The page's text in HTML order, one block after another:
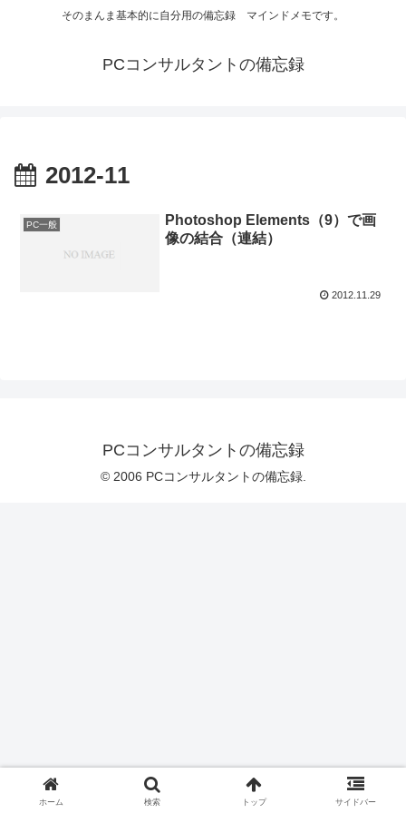
そのまんま基本的に自分用の備忘録 マインドメモです。
PCコンサルタントの備忘録
2012-11
PC一般
Photoshop Elements（9）で画
像の結合（連結）
2012.11.29
PCコンサルタントの備忘録
© 2006 PCコンサルタントの備忘録.
ホーム 検索 トップ サイドバー